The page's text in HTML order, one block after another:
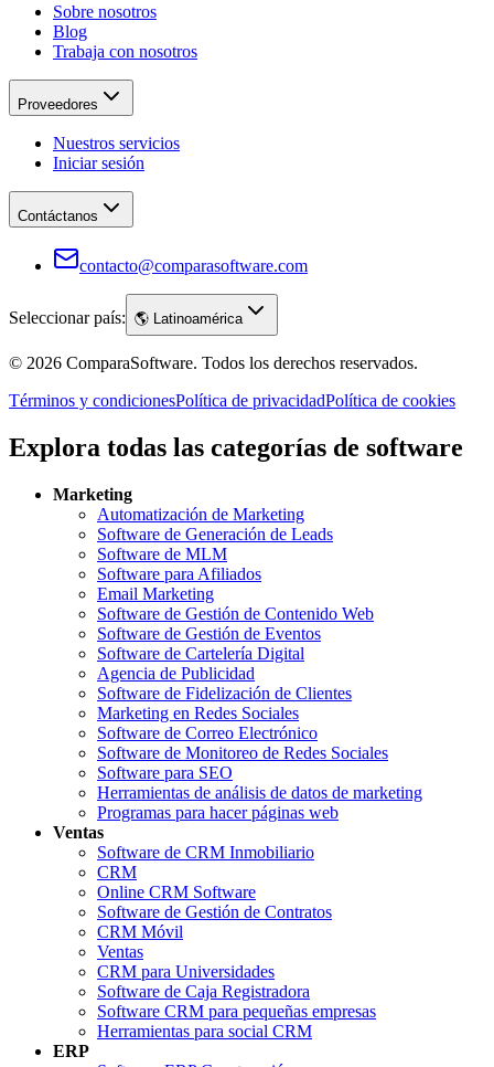
Sobre nosotros
Blog
Trabaja con nosotros
Proveedores
Nuestros servicios
Iniciar sesión
Contáctanos
contacto@comparasoftware.com
Seleccionar país: 🌎 Latinoamérica
© 2026 ComparaSoftware. Todos los derechos reservados.
Términos y condicionesPolítica de privacidadPolítica de cookies
Explora todas las categorías de software
Marketing
Automatización de Marketing
Software de Generación de Leads
Software de MLM
Software para Afiliados
Email Marketing
Software de Gestión de Contenido Web
Software de Gestión de Eventos
Software de Cartelería Digital
Agencia de Publicidad
Software de Fidelización de Clientes
Marketing en Redes Sociales
Software de Correo Electrónico
Software de Monitoreo de Redes Sociales
Software para SEO
Herramientas de análisis de datos de marketing
Programas para hacer páginas web
Ventas
Software de CRM Inmobiliario
CRM
Online CRM Software
Software de Gestión de Contratos
CRM Móvil
Ventas
CRM para Universidades
Software de Caja Registradora
Software CRM para pequeñas empresas
Herramientas para social CRM
ERP